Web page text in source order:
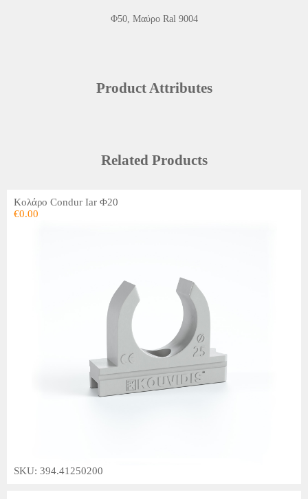
Φ50, Μαύρο Ral 9004
Product Attributes
Related Products
Κολάρο Condur Iar Φ20
€0.00
SKU: 394.41250200